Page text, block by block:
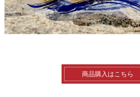
商品購入はこちら